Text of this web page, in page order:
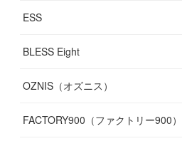
ESS
BLESS Eight
OZNIS（オズニス）
FACTORY900（ファクトリー900）